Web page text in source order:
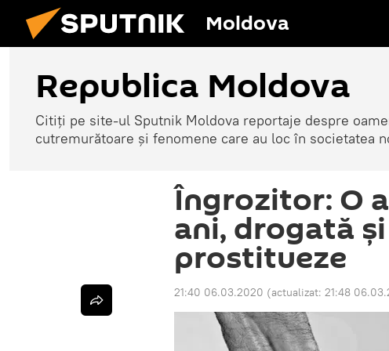
Moldova
Republica Moldova
Citiți pe site-ul Sputnik Moldova reportaje despre
cutremurătoare și fenomene care au loc în societatea
Îngrozitor: O
ani, drogată
prostitueze
21:40 06.03.2020 (actualizat: 21:48